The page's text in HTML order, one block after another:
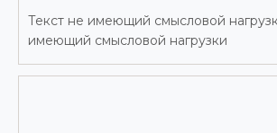
Текст не имеющий смысловой
имеющий смысловой нагрузки